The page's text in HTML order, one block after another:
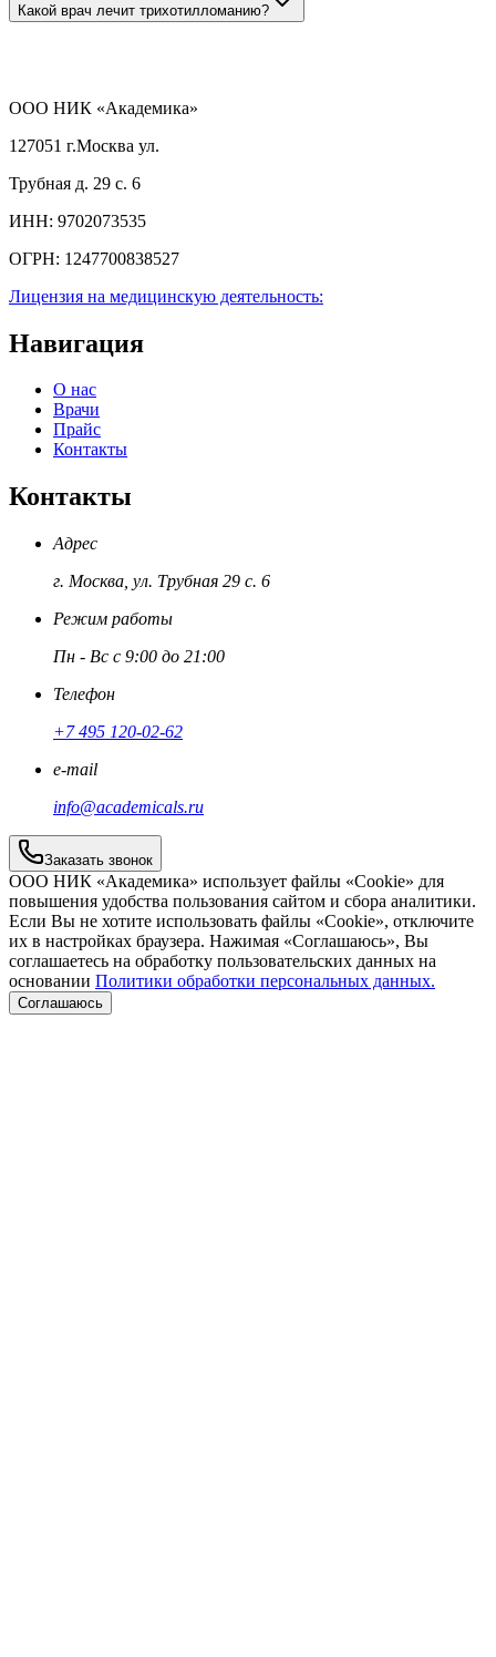
Какой врач лечит трихотилломанию?
ООО НИК «Академика»
127051 г.Москва ул.
Трубная д. 29 с. 6
ИНН: 9702073535
ОГРН: 1247700838527
Лицензия на медицинскую деятельность:
Навигация
О нас
Врачи
Прайс
Контакты
Контакты
Адрес
г. Москва, ул. Трубная 29 с. 6
Режим работы
Пн - Вс с 9:00 до 21:00
Телефон
+7 495 120-02-62
e-mail
info@academicals.ru
Заказать звонок
ООО НИК «Академика» использует файлы «Cookie» для
повышения удобства пользования сайтом и сбора аналитики.
Если Вы не хотите использовать файлы «Cookie», отключите
их в настройках браузера. Нажимая «Соглашаюсь», Вы
соглашаетесь на обработку пользовательских данных на
основании Политики обработки персональных данных.
Соглашаюсь